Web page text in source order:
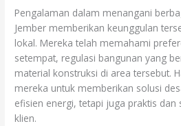
Pengalaman dalam menangani
Jember memberikan keunggulan
lokal. Mereka telah memahami
setempat, regulasi bangunan yang
material konstruksi di area tersebut.
mereka untuk memberikan solusi
efisien energi, tetapi juga praktis dan
klien.